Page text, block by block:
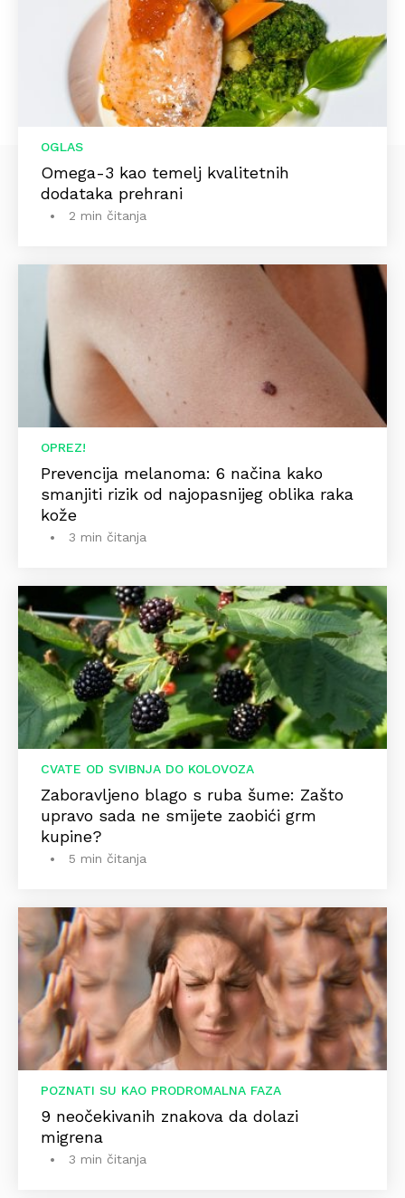
OGLAS
Omega-3 kao temelj kvalitetnih
dodataka prehrani
2 min čitanja
OPREZ!
Prevencija melanoma: 6 načina kako
smanjiti rizik od najopasnijeg oblika raka
kože
3 min čitanja
CVATE OD SVIBNJA DO KOLOVOZA
Zaboravljeno blago s ruba šume: Zašto
upravo sada ne smijete zaobići grm
kupine?
5 min čitanja
POZNATI SU KAO PRODROMALNA FAZA
9 neočekivanih znakova da dolazi
migrena
3 min čitanja